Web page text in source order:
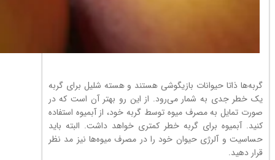
گربه‌ها ذاتا حیوانات بازیگوشی هستند و هسته شلیل برای گربه
یک خطر جدی به شمار می‌رود. از این رو بهتر آن است که در
صورت تمایل به مصرف میوه توسط گربه خود، از آبمیوه استفاده
کنید. آبمیوه برای گربه خطر کمتری خواهد داشت. البته باید
حساسیت و آلرژی حیوان خود را در مصرف میوه‌ها نیز مد نظر
قرار دهید.